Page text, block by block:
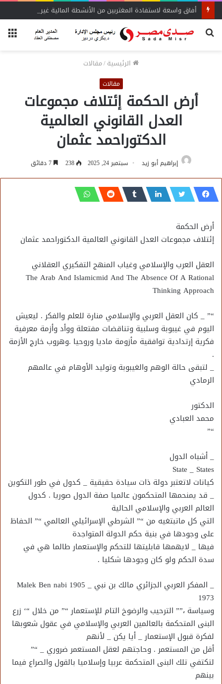
بحث
الرئيسية/مقالات
مقالات
أرض الحكمة إئتلاف مجموعات
العدل القانوني العالمية
الدكتوراحمد عثمان
إبراهيم أبو زيد سبتمبر 24, 2025 238
أرض الحكمة
إئتلاف مجموعات العدل القانوني العالمية الدكتوراحمد عثمان
العقل العرب والإسلامي وغياب المنهج التفكيري العقلاني
The Arab And Islamicmid And The Absence Of A Rational
Thinking Approach
“” _ كان العقل العربي والإسلامي منارة للعلم والفكر . ليعيش
اليوم في غيبوبة وسلبية وتناقضات مفتعلة ووأد وأزمة معرفية
فكرية إرتدادية توافقية مأزومة ماديا وروحيا .وهروب خارج الأزمة
.
_ لتبقى حالة الوهم والغيبوبة وتوليد الأوهام في عالمهم
الرمادي
الدكتور
محمد العبادي
“”
_ أشباه الدول
State _ States
كيانات لاتعتبر دولة ذات سيادة حقيقية _ كدول في طور التكوين
_ قد يمنحمها المتحكمون عالميا صفة الدول صوريا . كدول
العالم العربي والإسلامي الحالية
التي كل ماتبتغيه من “” الشرطي الإسرائيلي العالمي “” الحفاظ
على وجودها في بنية حكم الدولة المتواجدة
فيها _ لايهمها قابليتها للتحكم والإستعمار طالما هي في
سدة الحكم ولو كان وجودها شكليا .
_ المفكر العربي الجزائري مالك بن نبي Malek Ben nabi 1905 _
1973
وسياسة ،”” الترحيب والرضوخ التام للإستعمار “” من خلال “‘ زرع
البنى المتحكمة بالعالمين العربي والإسلامي في عقول شعوبها
لفكرة قبول الإستعمار _ أيا يكن _ لأنهم
أقل من المستعمر . وحاجتهم لعقل المستعمر ضروري _ “”
لتكتفي تلك البنى المتحكمة عربيا وإسلاميا بالقول والصراع فيما
بينهم